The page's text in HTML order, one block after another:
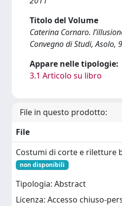
Titolo del Volume
Caterina Cornaro.
Convegno di Studi, Asolo,
Appare nelle tipologie:
3.1 Articolo su libro
File in questo prodotto:
File
Costumi di corte e riletture
non disponibili
Tipologia: Abstract
Licenza: Accesso chiuso-